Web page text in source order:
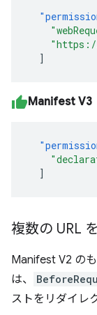
]
Manifest V3
]
複数の URL
Manifest V2 の
は、
ストをリダイレ